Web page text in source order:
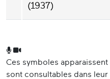
(1937)
Ces symboles
sont consultables dans